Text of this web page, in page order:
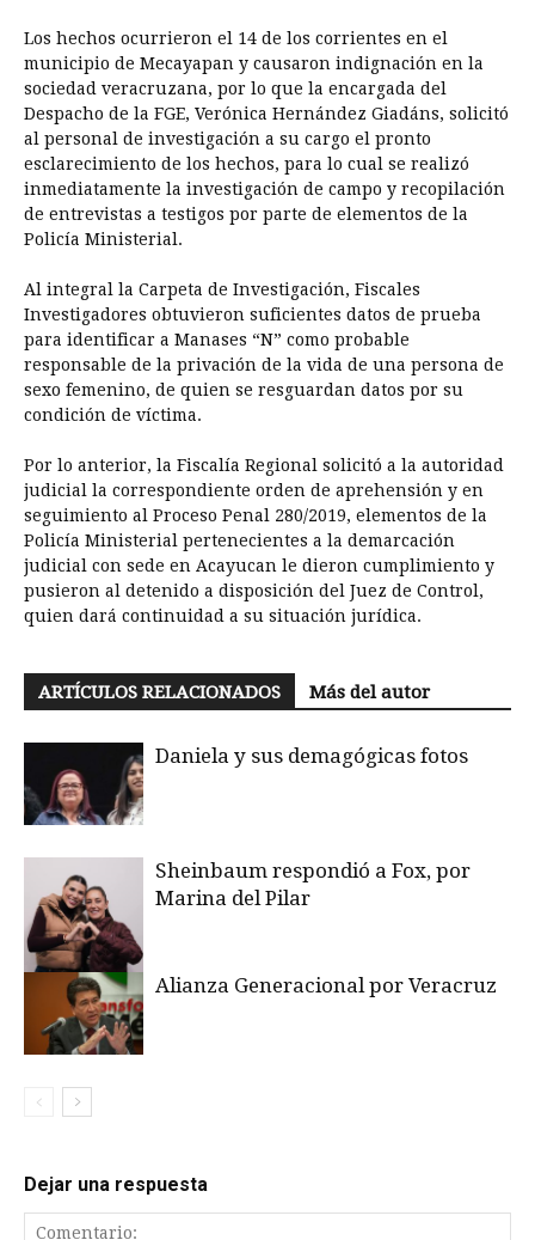
Los hechos ocurrieron el 14 de los corrientes en el
municipio de Mecayapan y causaron indignación en la
sociedad veracruzana, por lo que la encargada del
Despacho de la FGE, Verónica Hernández Giadáns, solicitó
al personal de investigación a su cargo el pronto
esclarecimiento de los hechos, para lo cual se realizó
inmediatamente la investigación de campo y recopilación
de entrevistas a testigos por parte de elementos de la
Policía Ministerial.
Al integral la Carpeta de Investigación, Fiscales
Investigadores obtuvieron suficientes datos de prueba
para identificar a Manases “N” como probable
responsable de la privación de la vida de una persona de
sexo femenino, de quien se resguardan datos por su
condición de víctima.
Por lo anterior, la Fiscalía Regional solicitó a la autoridad
judicial la correspondiente orden de aprehensión y en
seguimiento al Proceso Penal 280/2019, elementos de la
Policía Ministerial pertenecientes a la demarcación
judicial con sede en Acayucan le dieron cumplimiento y
pusieron al detenido a disposición del Juez de Control,
quien dará continuidad a su situación jurídica.
ARTÍCULOS RELACIONADOS Más del autor
Daniela y sus demagógicas fotos
Sheinbaum respondió a Fox, por
Marina del Pilar
Alianza Generacional por Veracruz
Dejar una respuesta